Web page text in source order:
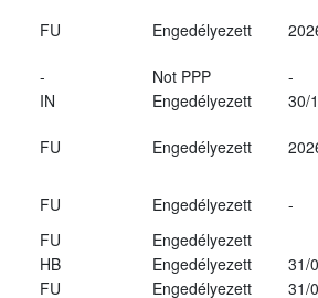
FU Engedélyezett
- Not PPP
-
IN Engedélyezett
30/
FU Engedélyezett
FU Engedélyezett
-
FU
Engedélyezett
HB Engedélyezett
31/
FU Engedélyezett
31/